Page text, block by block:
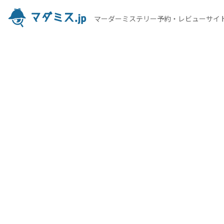
マーダーミステリー予約・レビューサイ